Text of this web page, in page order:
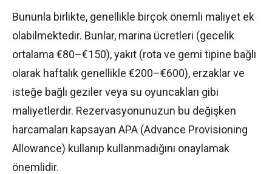
Bununla birlikte, genellikle birçok önemli maliyet ek
olabilmektedir. Bunlar, marina ücretleri (gecelik
ortalama €80–€150), yakıt (rota ve gemi tipine bağlı
olarak haftalık genellikle €200–€600), erzaklar ve
isteğe bağlı geziler veya su oyuncakları gibi
maliyetlerdir. Rezervasyonunuzun bu değişken
harcamaları kapsayan APA (Advance Provisioning
Allowance) kullanıp kullanmadığını onaylamak
önemlidir.